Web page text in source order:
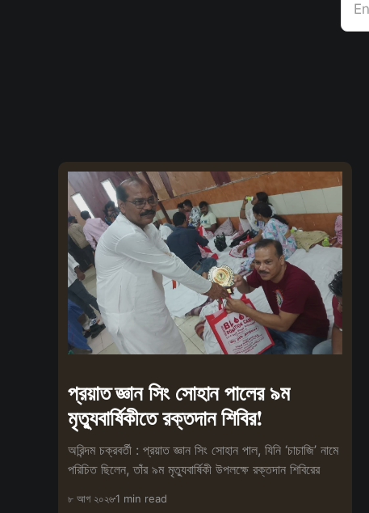
প্রয়াত জ্ঞান সিং সোহান পালের ৯ম
মৃত্যুবার্ষিকীতে রক্তদান শিবির!
অরিন্দম চক্রবর্তী : প্রয়াত জ্ঞান সিং সোহান পাল, যিনি ‘চাচাজি’ নামে
পরিচিত ছিলেন, তাঁর ৯ম মৃত্যুবার্ষিকী উপলক্ষে রক্তদান শিবিরের
৮ আগ ২০২৬1 min read